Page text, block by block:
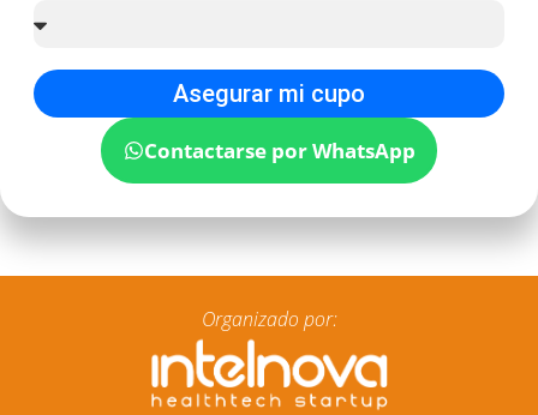
Asegurar mi cupo
Contactarse por WhatsApp
Organizado por: